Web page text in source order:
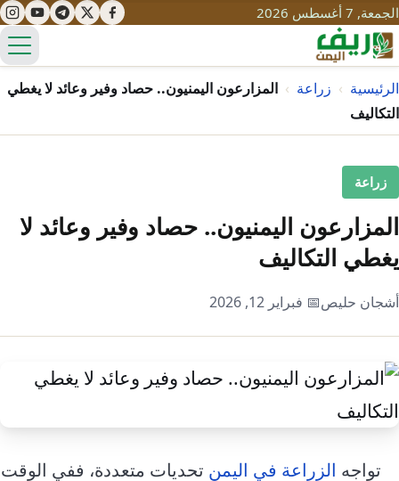
الجمعة, 7 أغسطس 2026
صحة
مياه
طرُق
تنمية
قصص نجاح
مبادرات
سياحة
تراث
ثقافة
إرشاد زراعي
نساء
قضايا
انفوجرافيك
الرئيسية › زراعة › المزارعون اليمنيون.. حصاد وفير وعائد لا يغطي
التكاليف
زراعة
المزارعون اليمنيون.. حصاد وفير وعائد لا
يغطي التكاليف
أشجان حليص📅 فبراير 12, 2026
تواجه الزراعة في اليمن تحديات متعددة، ففي الوقت